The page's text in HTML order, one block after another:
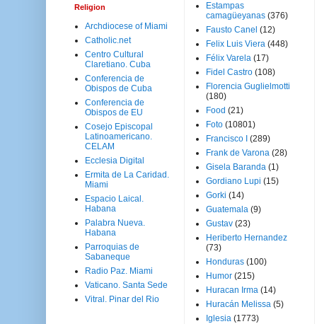
Religion
Archdiocese of Miami
Catholic.net
Centro Cultural
Claretiano. Cuba
Conferencia de
Obispos de Cuba
Conferencia de
Obispos de EU
Cosejo Episcopal
Latinoamericano.
CELAM
Ecclesia Digital
Ermita de La Caridad.
Miami
Espacio Laical.
Habana
Palabra Nueva.
Habana
Parroquias de
Sabaneque
Radio Paz. Miami
Vaticano. Santa Sede
Vitral. Pinar del Rio
Estampas
camagüeyanas (376)
Fausto Canel (12)
Felix Luis Viera (448)
Félix Varela (17)
Fidel Castro (108)
Florencia Guglielmotti
(180)
Food (21)
Foto (10801)
Francisco I
(289)
Frank de Varona (28)
Gisela Baranda (1)
Gordiano Lupi (15)
Gorki (14)
Guatemala (9)
Gustav (23)
Heriberto Hernandez
(73)
Honduras (100)
Humor (215)
Huracan Irma (14)
Huracán Melissa (5)
Iglesia (1773)